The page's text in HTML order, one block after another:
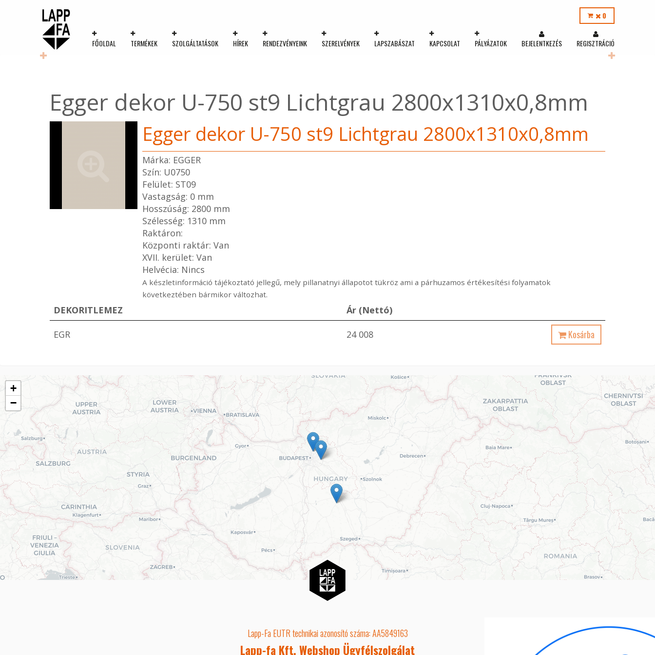
FŐOLDAL TERMÉKEK SZOLGÁLTATÁSOK HÍREK RENDEZVÉNYEINK SZERELVÉNYEK LAPSZABÁSZAT KAPCSOLAT PÁLYÁZATOK
0
BEJELENTKEZÉS REGISZTRÁCIÓ
Egger dekor U-750 st9 Lichtgrau 2800x1310x0,8mm
Egger dekor U-750 st9 Lichtgrau 2800x1310x0,8mm
Márka: EGGER
Szín: U0750
Felület: ST09
Vastagság: 0 mm
Hosszúság: 2800 mm
Szélesség: 1310 mm
Raktáron:
Központi raktár: Van
XVII. kerület: Van
Helvécia: Nincs
A készletinformáció tájékoztató jellegű, mely pillanatnyi állapotot tükröz ami a párhuzamos értékesítési folyamatok
következtében bármikor változhat.
DEKORITLEMEZ Ár (Nettó)
EGR 24 008 Kosárba
+
−
Lapp-Fa EUTR technikai azonosító száma: AA5849163
Lapp-fa Kft. Webshop Ügyfélszolgálat